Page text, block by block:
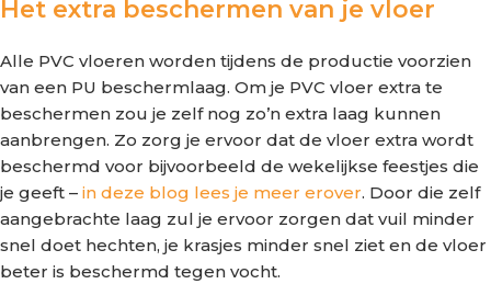
Het extra beschermen van je vloer
Alle PVC vloeren worden tijdens de productie voorzien
van een PU beschermlaag. Om je PVC vloer extra te
beschermen zou je zelf nog zo’n extra laag kunnen
aanbrengen. Zo zorg je ervoor dat de vloer extra wordt
beschermd voor bijvoorbeeld de wekelijkse feestjes die
je geeft – in deze blog lees je meer erover. Door die zelf
aangebrachte laag zul je ervoor zorgen dat vuil minder
snel doet hechten, je krasjes minder snel ziet en de vloer
beter is beschermd tegen vocht.